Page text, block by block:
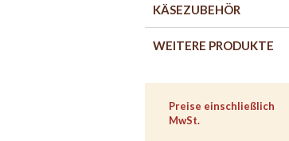
KÄSEZUBEHÖR
WEITERE PRODUKTE
ZUM
ZUR
GEHEN
Preise einschließlich
MwSt.